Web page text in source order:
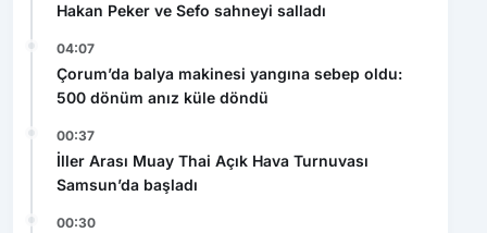
Hakan Peker ve Sefo sahneyi salladı
04:07
Çorum’da balya makinesi yangına sebep oldu:
500 dönüm anız küle döndü
00:37
İller Arası Muay Thai Açık Hava Turnuvası
Samsun’da başladı
00:30